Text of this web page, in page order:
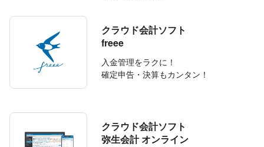
クラウド会計ソフト
freee
入金管理をラクに！
確定申告・決算もカンタン！
クラウド会計ソフト
弥生会計 オンライン